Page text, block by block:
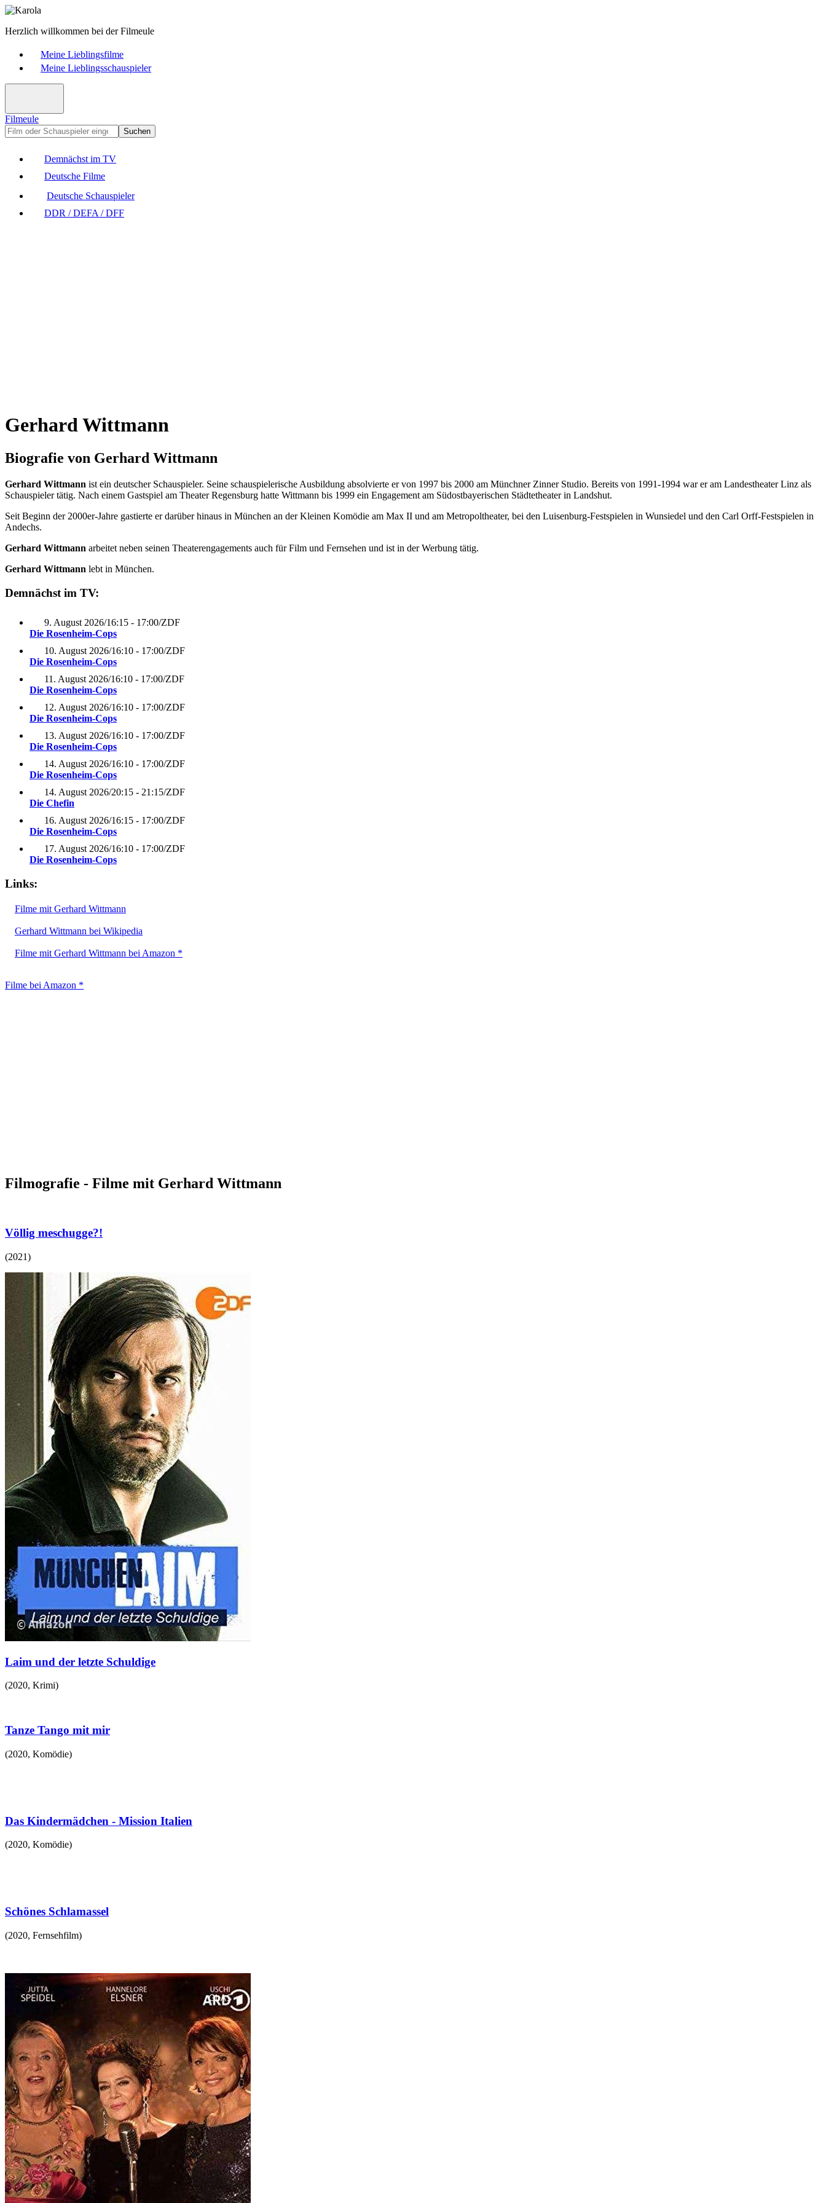
Herzlich willkommen bei der Filmeule
Meine Lieblingsfilme
Meine Lieblingsschauspieler
Filmeule
Suchen
Demnächst im TV
Deutsche Filme
Deutsche Schauspieler
DDR / DEFA / DFF
Gerhard Wittmann
Biografie von Gerhard Wittmann
Gerhard Wittmann ist ein deutscher Schauspieler. Seine schauspielerische Ausbildung absolvierte er von 1997 bis 2000 am Münchner Zinner Studio. Bereits von 1991-1994 war er am Landestheater Linz als
Schauspieler tätig. Nach einem Gastspiel am Theater Regensburg hatte Wittmann bis 1999 ein Engagement am Südostbayerischen Städtetheater in Landshut.
Seit Beginn der 2000er-Jahre gastierte er darüber hinaus in München an der Kleinen Komödie am Max II und am Metropoltheater, bei den Luisenburg-Festspielen in Wunsiedel und den Carl Orff-Festspielen in
Andechs.
Gerhard Wittmann arbeitet neben seinen Theaterengagements auch für Film und Fernsehen und ist in der Werbung tätig.
Gerhard Wittmann lebt in München.
Demnächst im TV:
9. August 2026/16:15 - 17:00/ZDF
Die Rosenheim-Cops
10. August 2026/16:10 - 17:00/ZDF
Die Rosenheim-Cops
11. August 2026/16:10 - 17:00/ZDF
Die Rosenheim-Cops
12. August 2026/16:10 - 17:00/ZDF
Die Rosenheim-Cops
13. August 2026/16:10 - 17:00/ZDF
Die Rosenheim-Cops
14. August 2026/16:10 - 17:00/ZDF
Die Rosenheim-Cops
14. August 2026/20:15 - 21:15/ZDF
Die Chefin
16. August 2026/16:15 - 17:00/ZDF
Die Rosenheim-Cops
17. August 2026/16:10 - 17:00/ZDF
Die Rosenheim-Cops
Links:
Filme mit Gerhard Wittmann
Gerhard Wittmann bei Wikipedia
Filme mit Gerhard Wittmann bei Amazon *
Filme bei Amazon *
Filmografie - Filme mit Gerhard Wittmann
Völlig meschugge?!
(2021)
Laim und der letzte Schuldige
(2020, Krimi)
Tanze Tango mit mir
(2020, Komödie)
Das Kindermädchen - Mission Italien
(2020, Komödie)
Schönes Schlamassel
(2020, Fernsehfilm)